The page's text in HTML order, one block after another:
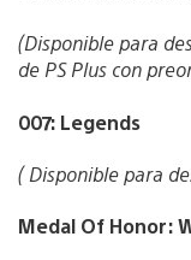
(Disponible para
de PS Plus con
007: Legends
( Disponible para
Medal Of Honor: